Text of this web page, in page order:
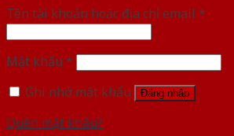
Tên tài khoản hoặc địa chỉ email *
Mật khẩu *
Ghi nhớ mật khẩu
Đăng nhập
Quên mật khẩu?